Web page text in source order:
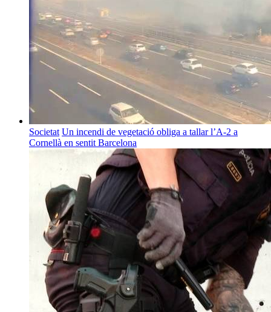
Societat Un incendi de vegetació obliga a tallar l’A-2 a
Cornellà en sentit Barcelona